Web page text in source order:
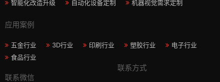
智能化改造升级
自动化设备定制 机器视觉需求定制
应用案例
五金行业 3D行业 印刷行业 塑胶行业
电子行业
食品行业
联系微信
联系方式